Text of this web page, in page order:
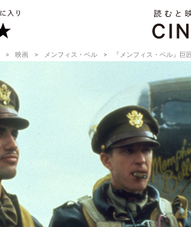
映画 メンフィス・ベル 『メンフィス・ベル』